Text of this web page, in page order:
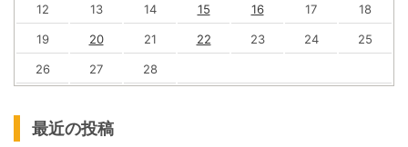
12 13 14 15 16 17 18
19 20 21 22 23 24 25
26 27 28
最近の投稿